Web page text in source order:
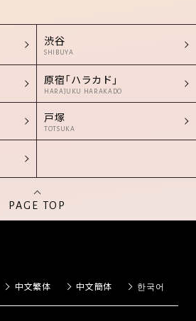
渋谷
SHIBUYA
原宿「ハラカド」
HARAJUKU HARAKADO
戸塚
TOTSUKA
PAGE TOP
中文繁体 中文簡体 한국어